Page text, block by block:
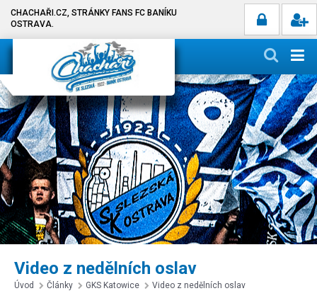
CHACHAŘI.CZ, STRÁNKY FANS FC BANÍKU
OSTRAVA.
Video z nedělních oslav
Úvod Články GKS Katowice Video z nedělních oslav